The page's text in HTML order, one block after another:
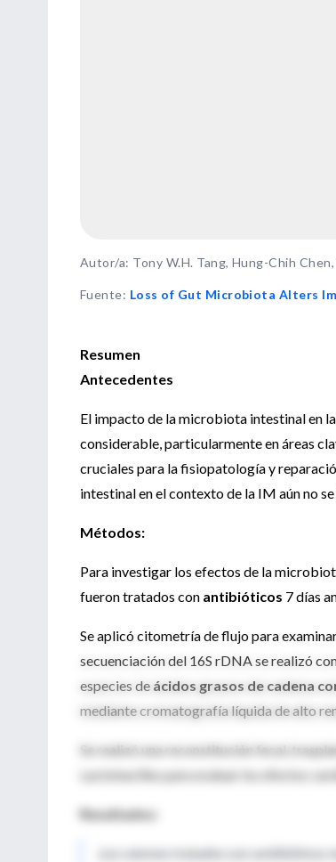
Autor/a: Tony W.H. Tang, Hung-Chih
Fuente: Loss of Gut Microbiota Alters
Resumen
Antecedentes
El impacto de la microbiota intestinal en
considerable, particularmente en áreas
cruciales para la fisiopatología y
intestinal en el contexto de la IM aún no
Métodos:
Para investigar los efectos de la
fueron tratados con antibióticos 7 días
Se aplicó citometría de flujo para
secuenciación del 16S rDNA se realizó
especies de ácidos grasos de cadena
mediante cromatografía líquida de alto
Se realizó una reconstitución fecal,
Lactobacillus para evaluar los efectos
Resultados:
Los ratones tratados con antibióticos